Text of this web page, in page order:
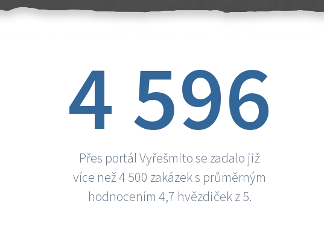
4 596
Přes portál Vyřešmito se zadalo již
více než 4 500 zakázek s průměrným
hodnocením 4,7 hvězdiček z 5.